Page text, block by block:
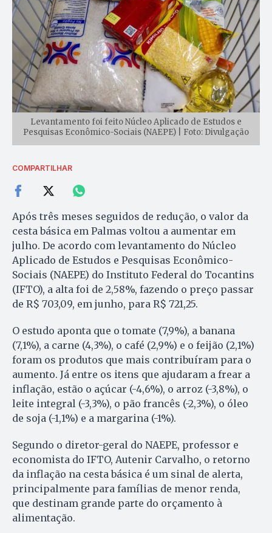
Levantamento foi feito Núcleo Aplicado de Estudos e
Pesquisas Econômico-Sociais (NAEPE) | Foto: Divulgação
COMPARTILHAR
Após três meses seguidos de redução, o valor da
cesta básica em Palmas voltou a aumentar em
julho. De acordo com levantamento do Núcleo
Aplicado de Estudos e Pesquisas Econômico-
Sociais (NAEPE) do Instituto Federal do Tocantins
(IFTO), a alta foi de 2,58%, fazendo o preço passar
de R$ 703,09, em junho, para R$ 721,25.
O estudo aponta que o tomate (7,9%), a banana
(7,1%), a carne (4,3%), o café (2,9%) e o feijão (2,1%)
foram os produtos que mais contribuíram para o
aumento. Já entre os itens que ajudaram a frear a
inflação, estão o açúcar (-4,6%), o arroz (-3,8%), o
leite integral (-3,3%), o pão francês (-2,3%), o óleo
de soja (-1,1%) e a margarina (-1%).
Segundo o diretor-geral do NAEPE, professor e
economista do IFTO, Autenir Carvalho, o retorno
da inflação na cesta básica é um sinal de alerta,
principalmente para famílias de menor renda,
que destinam grande parte do orçamento à
alimentação.